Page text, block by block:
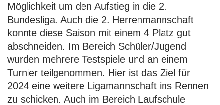
Möglichkeit um den Aufstieg in die 2.
Bundesliga. Auch die 2. Herrenmannschaft
konnte diese Saison mit einem 4 Platz gut
abschneiden. Im Bereich Schüler/Jugend
wurden mehrere Testspiele und an einem
Turnier teilgenommen. Hier ist das Ziel für
2024 eine weitere Ligamannschaft ins Rennen
zu schicken. Auch im Bereich Laufschule